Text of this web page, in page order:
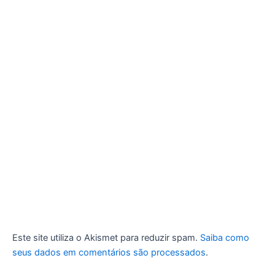
Este site utiliza o Akismet para reduzir spam. Saiba como
seus dados em comentários são processados.